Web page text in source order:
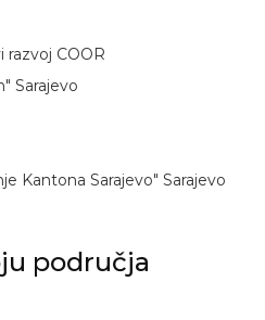
razvoj COOR
Sarajevo
Kantona Sarajevo" Sarajevo
područja